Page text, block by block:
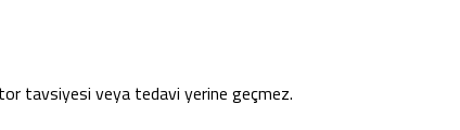
tavsiyesi veya tedavi yerine geçmez.